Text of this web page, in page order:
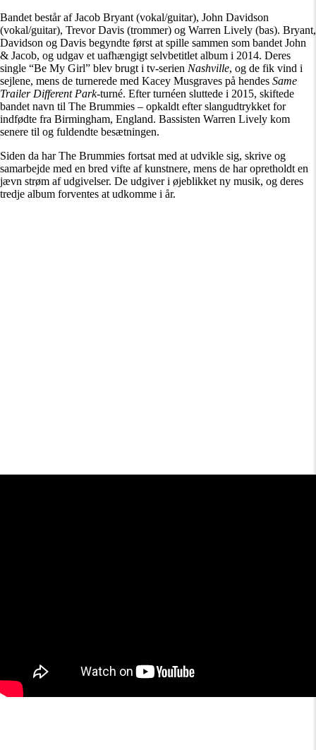
Bandet består af Jacob Bryant (vokal/guitar), John Davidson
(vokal/guitar), Trevor Davis (trommer) og Warren Lively (bas). Bryant,
Davidson og Davis begyndte først at spille sammen som bandet John
& Jacob, og udgav et uafhængigt selvbetitlet album i 2014. Deres
single “Be My Girl” blev brugt i tv-serien Nashville, og de fik vind i
sejlene, mens de turnerede med Kacey Musgraves på hendes Same
Trailer Different Park-turné. Efter turnéen sluttede i 2015, skiftede
bandet navn til The Brummies – opkaldt efter slangudtrykket for
indfødte fra Birmingham, England. Bassisten Warren Lively kom
senere til og fuldendte besætningen.
Siden da har The Brummies fortsat med at udvikle sig, skrive og
samarbejde med en bred vifte af kunstnere, mens de har opretholdt en
jævn strøm af udgivelser. De udgiver i øjeblikket ny musik, og deres
tredje album forventes at udkomme i år.